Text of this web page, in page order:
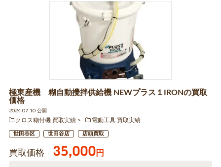
極東産機 糊自動攪拌供給機 NEWプラス１IRONの買取
価格
2024.07.10 公開
クロス糊付機 買取実績
電動工具 買取実績
世田谷区 世田谷店 店頭買取
買取価格 35,000円